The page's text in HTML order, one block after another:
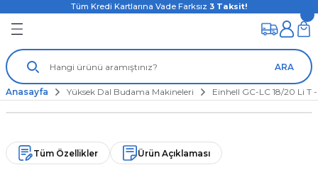
Tüm Kredi Kartlarına Vade Farksız 3 Taksit!
ARA
Anasayfa Yüksek Dal Budama Makineleri Einhell GC-LC 18/20 Li T
Tüm Özellikler Ürün Açıklaması